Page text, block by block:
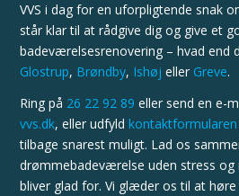
VVS i dag for en uforpligtende snak
står klar til at rådgive dig og give et
badeværelsesrenovering – hvad end
Glostrup, Brøndby, Ishøj eller Greve.
Ring på 26 22 92 89 eller send en e-
vvs.dk, eller udfyldkontaktformularen
tilbage snarest muligt. Lad os
drømmebadeværelse uden stress og
bliver glad for. Vi glæder os til at høre